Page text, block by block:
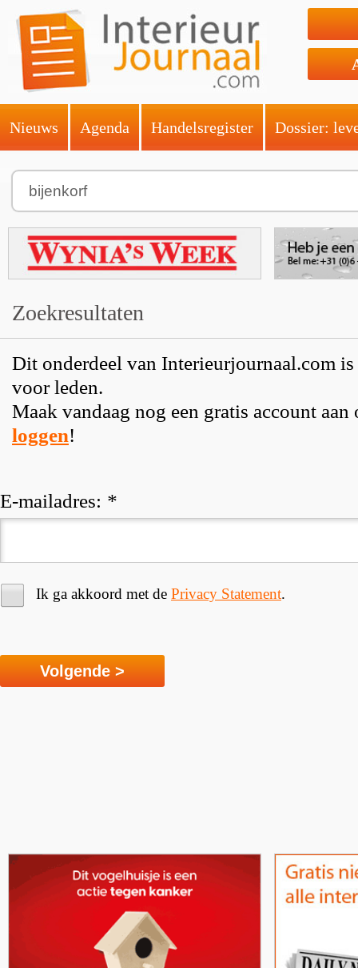
Nieuws Agenda Handelsregister Dossier:
Zoekresultaten
Dit onderdeel van Interieurjournaal.com
voor leden.
Maak vandaag nog een gratis account
loggen!
E-mailadres: *
Ik ga akkoord met de Privacy Statement.